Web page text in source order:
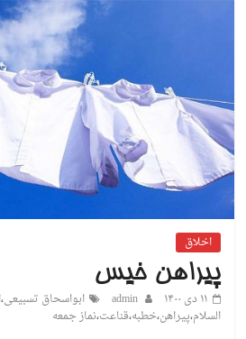
اخلاق
پیراهن خیس
۱۱ دی ۱۴۰۰ admin ابواسحاق تسبیعی،
السلام،پیراهن،خطبه،قناعت،نماز جمعه